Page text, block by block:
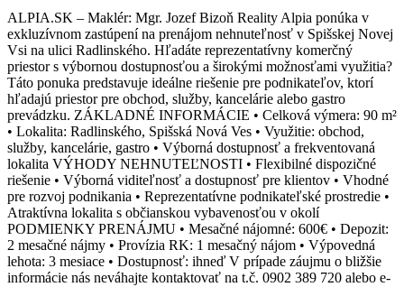
ALPIA.SK – Maklér: Mgr. Jozef Bizoň Reality Alpia ponúka v
exkluzívnom zastúpení na prenájom nehnuteľnosť v Spišskej Novej
Vsi na ulici Radlinského. Hľadáte reprezentatívny komerčný
priestor s výbornou dostupnosťou a širokými možnosťami využitia?
Táto ponuka predstavuje ideálne riešenie pre podnikateľov, ktorí
hľadajú priestor pre obchod, služby, kancelárie alebo gastro
prevádzku. ZÁKLADNÉ INFORMÁCIE • Celková výmera: 90 m²
• Lokalita: Radlinského, Spišská Nová Ves • Využitie: obchod,
služby, kancelárie, gastro • Výborná dostupnosť a frekventovaná
lokalita VÝHODY NEHNUTEĽNOSTI • Flexibilné dispozičné
riešenie • Výborná viditeľnosť a dostupnosť pre klientov • Vhodné
pre rozvoj podnikania • Reprezentatívne podnikateľské prostredie •
Atraktívna lokalita s občianskou vybavenosťou v okolí
PODMIENKY PRENÁJMU • Mesačné nájomné: 600€ • Depozit:
2 mesačné nájmy • Provízia RK: 1 mesačný nájom • Výpovedná
lehota: 3 mesiace • Dostupnosť: ihneď V prípade záujmu o bližšie
informácie nás neváhajte kontaktovať na t.č. 0902 389 720 alebo e-